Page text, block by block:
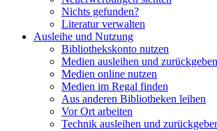
Nichts gefunden?
Literatur verwalten
Ausleihe und Nutzung
Bibliothekskonto nutzen
Medien ausleihen und zurückgeben
Medien online nutzen
Medien im Regal finden
Aus anderen Bibliotheken leihen
Vor Ort arbeiten
Technik ausleihen und